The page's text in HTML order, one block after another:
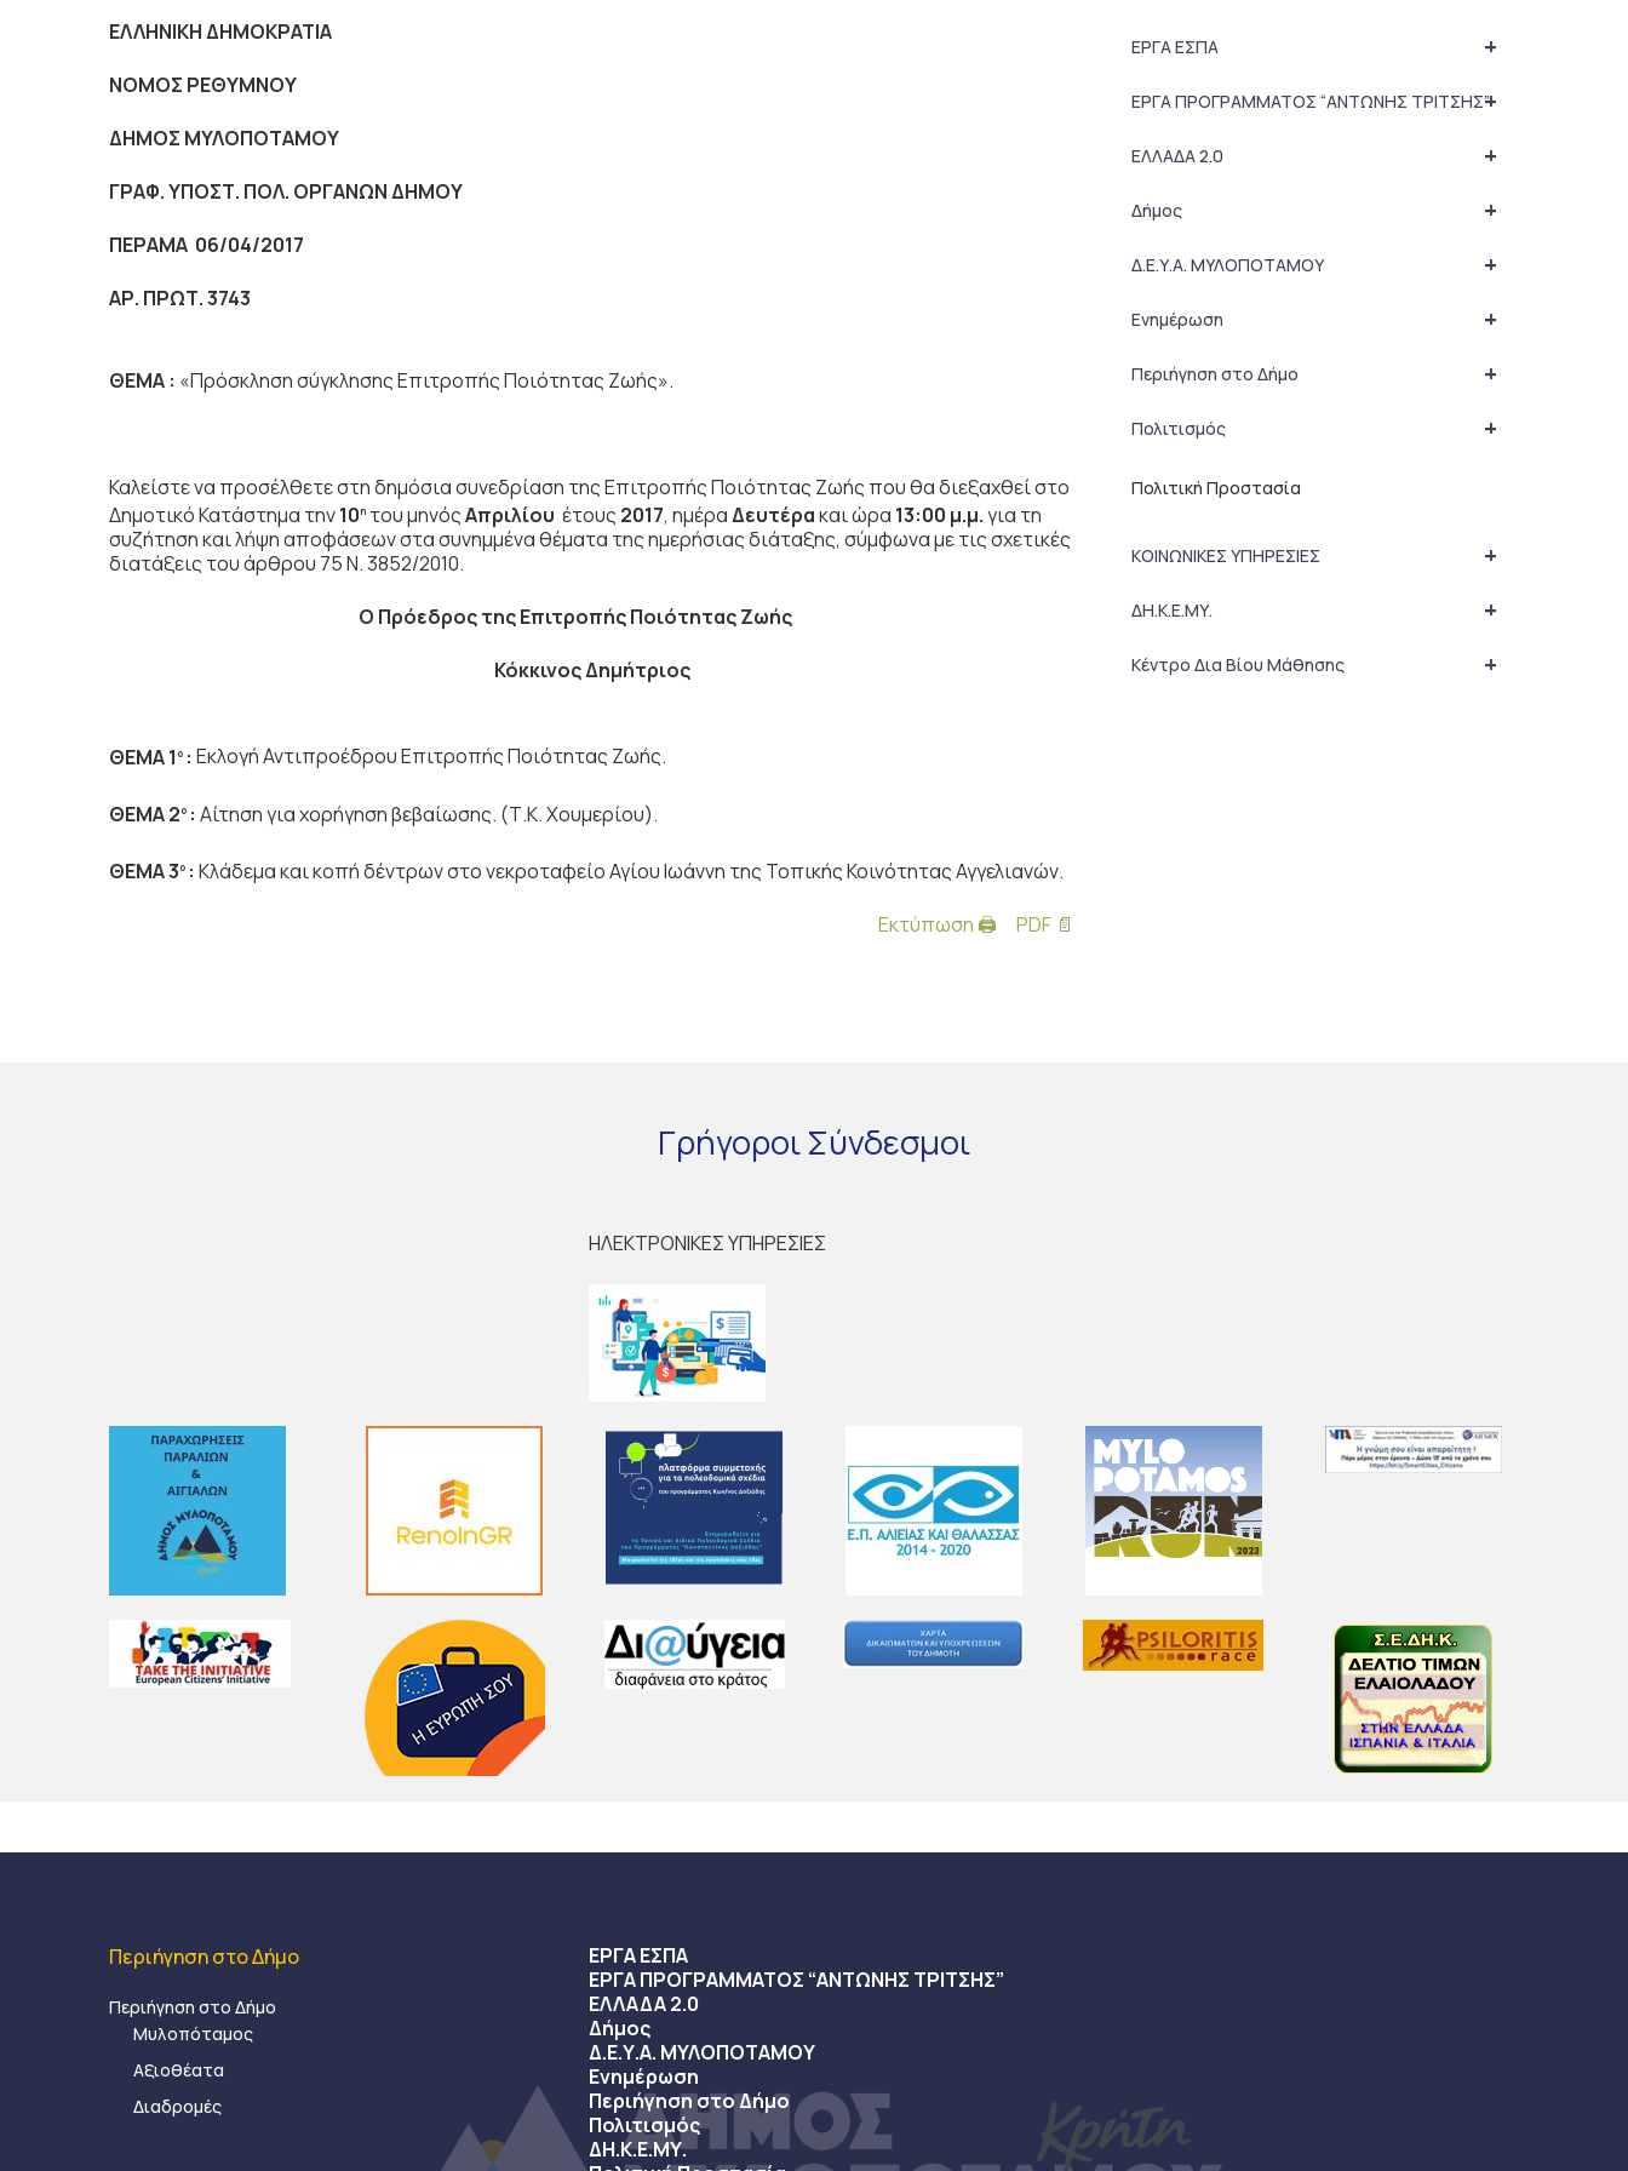
ΕΛΛΗΝΙΚΗ ΔΗΜΟΚΡΑΤΙΑ
NOMOΣ ΡΕΘΥΜΝΟΥ
ΔΗΜΟΣ ΜΥΛΟΠΟΤΑΜΟΥ
ΓΡΑΦ. ΥΠΟΣΤ. ΠΟΛ. ΟΡΓΑΝΩΝ ΔΗΜΟΥ
ΠΕΡΑΜΑ 06/04/2017
ΑΡ. ΠΡΩΤ. 3743
ΘΕΜΑ : «Πρόσκληση σύγκλησης Επιτροπής Ποιότητας Ζωής».
Καλείστε να προσέλθετε στη δημόσια συνεδρίαση της Επιτροπής Ποιότητας Ζωής που θα διεξαχθεί στο
Δημοτικό Κατάστημα την10η του μηνόςΑπριλίου έτους 2017, ημέραΔευτέρακαι ώρα 13:00 μ.μ.για τη
συζήτησηκαι λήψη αποφάσεων στα συνημμένα θέματα της ημερήσιας διάταξης, σύμφωνα με τις σχετικές
διατάξεις του άρθρου 75 Ν. 3852/2010.
Ο Πρόεδροςτης Επιτροπής Ποιότητας Ζωής
Κόκκινος Δημήτριος
ΘΕΜΑ 1 ο : Εκλογή Αντιπροέδρου Επιτροπής Ποιότητας Ζωής.
ΘΕΜΑ 2ο : Αίτηση για χορήγηση βεβαίωσης. (Τ.Κ. Χουμερίου).
ΘΕΜΑ 3ο : Κλάδεμα και κοπή δέντρων στο νεκροταφείο Αγίου Ιωάννη της Τοπικής Κοινότητας Αγγελιανών.
Εκτύπωση 🖨
PDF 📄
+
ΕΡΓΑ ΕΣΠΑ
+
ΕΡΓΑ ΠΡΟΓΡΑΜΜΑΤΟΣ “ΑΝΤΩΝΗΣ ΤΡΙΤΣΗΣ”
+
ΕΛΛΑΔΑ 2.0
+
Δήμος
+
Δ.Ε.Υ.Α. ΜΥΛΟΠΟΤΑΜΟΥ
+
Ενημέρωση
+
Περιήγηση στο Δήμο
+
Πολιτισμός
Πολιτική Προστασία
+
ΚΟΙΝΩΝΙΚΕΣ ΥΠΗΡΕΣΙΕΣ
+
ΔΗ.Κ.Ε.ΜΥ.
+
Κέντρο Δια Βίου Μάθησης
ΓρήγοροιΣύνδεσμοι
ΗΛΕΚΤΡΟΝΙΚΕΣ ΥΠΗΡΕΣΙΕΣ
Περιήγηση στο Δήμο
Περιήγηση στο Δήμο
Μυλοπόταμος
Αξιοθέατα
Διαδρομές
ΕΡΓΑ ΕΣΠΑ
ΕΡΓΑ ΠΡΟΓΡΑΜΜΑΤΟΣ “ΑΝΤΩΝΗΣ ΤΡΙΤΣΗΣ”
ΕΛΛΑΔΑ 2.0
Δήμος
Δ.Ε.Υ.Α. ΜΥΛΟΠΟΤΑΜΟΥ
Ενημέρωση
Περιήγηση στο Δήμο
Πολιτισμός
ΔΗ.Κ.Ε.ΜΥ.